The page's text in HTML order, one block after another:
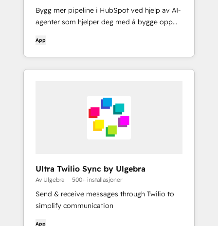
Bygg mer pipeline i HubSpot ved hjelp av AI-
agenter som hjelper deg med å bygge opp
prospekter (på tvers av e-post, annonser,
Linkedin) og deretter lukke de varme
potensielle kundene på nettstedet ditt med
App
Ultra Twilio Sync by Ulgebra
Av Ulgebra 500+ installasjoner
Send & receive messages through Twilio to
simplify communication
App